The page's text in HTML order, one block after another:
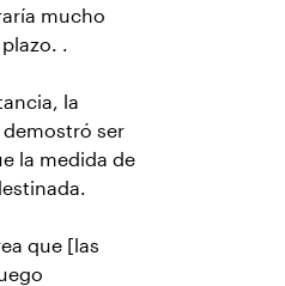
mucho
.
la
demostró ser
la medida de
que [las